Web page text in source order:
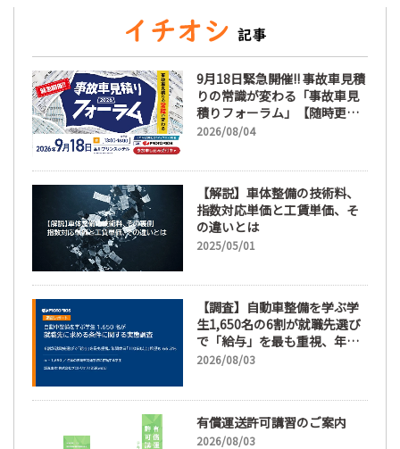
9月18日緊急開催!! 事故車見積
りの常識が変わる「事故車見
積りフォーラム」【随時更
新】
2026/08/04
【解説】車体整備の技術料、
指数対応単価と工賃単価、そ
の違いとは
2025/05/01
【調査】自動車整備を学ぶ学
生1,650名の6割が就職先選び
で「給与」を最も重視、年間
休日「110日以上」希望も
2026/08/03
有償運送許可講習のご案内
2026/08/03